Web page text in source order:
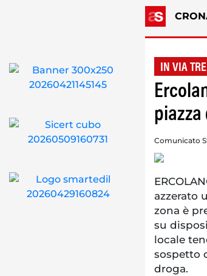
IN VIA
Comunicato
azzerato
zona è
su
locale
sospetto
droga.